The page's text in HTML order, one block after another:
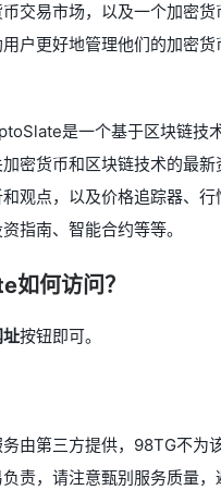
交易市场，以及一个加密货
户更好地管理他们的加密货
是一个基于区块链技
密货币和区块链技术的最新
观点，以及价格追踪器、行
指南、智能合约等等。
何访问？
按钮即可。
由第三方提供，98TG不为
责，请注意甄别服务质量，